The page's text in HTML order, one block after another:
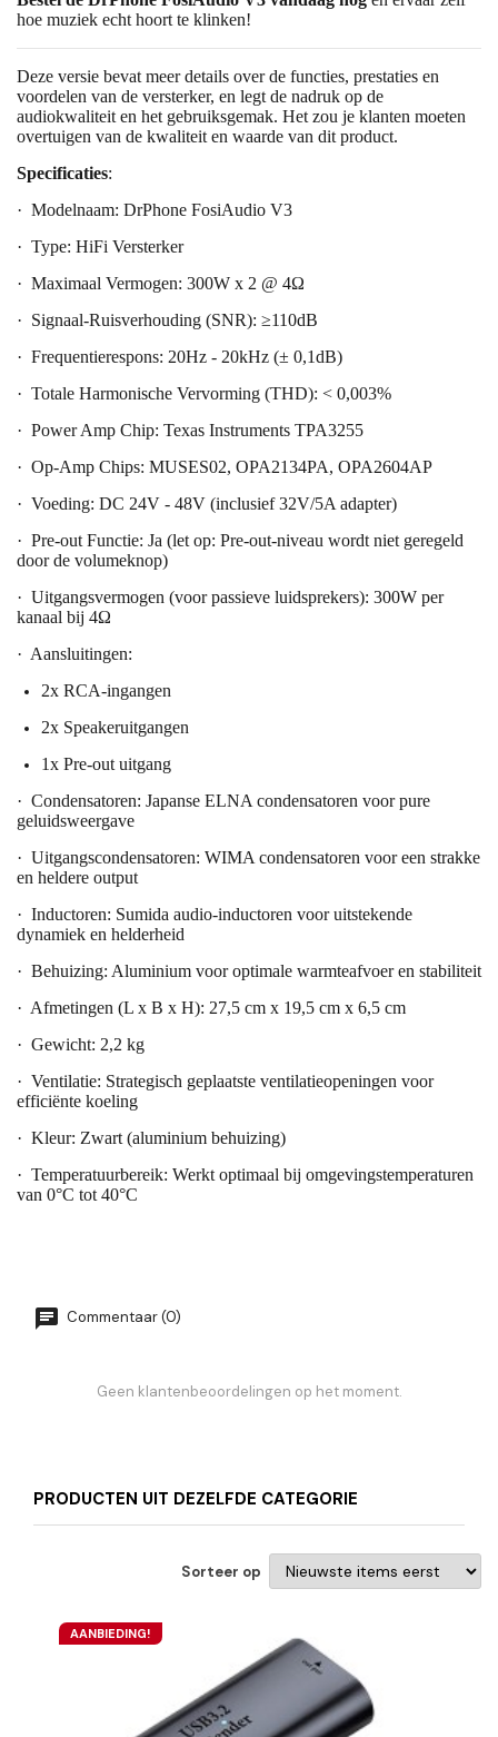
hoe muziek echt hoort te klinken!
Deze versie bevat meer details over de functies, prestaties en
voordelen van de versterker, en legt de nadruk op de
audiokwaliteit en het gebruiksgemak. Het zou je klanten moeten
overtuigen van de kwaliteit en waarde van dit product.
Specificaties:
· Modelnaam: DrPhone FosiAudio V3
· Type: HiFi Versterker
· Maximaal Vermogen: 300W x 2 @ 4Ω
· Signaal-Ruisverhouding (SNR): ≥110dB
· Frequentierespons: 20Hz - 20kHz (± 0,1dB)
· Totale Harmonische Vervorming (THD): < 0,003%
· Power Amp Chip: Texas Instruments TPA3255
· Op-Amp Chips: MUSES02, OPA2134PA, OPA2604AP
· Voeding: DC 24V - 48V (inclusief 32V/5A adapter)
· Pre-out Functie: Ja (let op: Pre-out-niveau wordt niet geregeld
door de volumeknop)
· Uitgangsvermogen (voor passieve luidsprekers): 300W per
kanaal bij 4Ω
· Aansluitingen:
2x RCA-ingangen
2x Speakeruitgangen
1x Pre-out uitgang
· Condensatoren: Japanse ELNA condensatoren voor pure
geluidsweergave
· Uitgangscondensatoren: WIMA condensatoren voor een strakke
en heldere output
· Inductoren: Sumida audio-inductoren voor uitstekende
dynamiek en helderheid
· Behuizing: Aluminium voor optimale warmteafvoer en stabiliteit
· Afmetingen (L x B x H): 27,5 cm x 19,5 cm x 6,5 cm
· Gewicht: 2,2 kg
· Ventilatie: Strategisch geplaatste ventilatieopeningen voor
efficiënte koeling
· Kleur: Zwart (aluminium behuizing)
· Temperatuurbereik: Werkt optimaal bij omgevingstemperaturen
van 0°C tot 40°C
Commentaar (0)
Geen klantenbeoordelingen op het moment.
PRODUCTEN UIT DEZELFDE CATEGORIE
Sorteer op
AANBIEDING!